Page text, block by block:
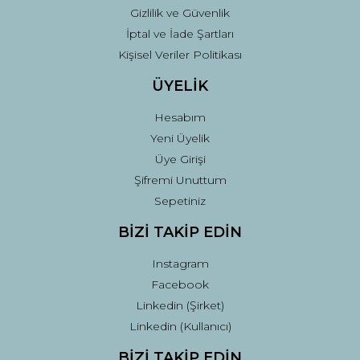
Gizlilik ve Güvenlik
İptal ve İade Şartları
Kişisel Veriler Politikası
ÜYELİK
Hesabım
Yeni Üyelik
Üye Girişi
Şifremi Unuttum
Sepetiniz
BİZİ TAKİP EDİN
Instagram
Facebook
Linkedin (Şirket)
Linkedin (Kullanıcı)